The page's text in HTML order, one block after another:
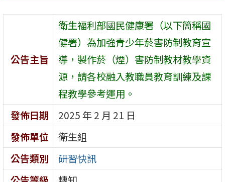
公告主旨
衛生福利部國民健康署（以下簡稱國
健署）為加強青少年菸害防制教育宣
導，製作菸（煙）害防制教材教學資
源，請各校融入教職員教育訓練及課
程教學參考運用。
發佈日期
2025 年 2 月 21 日
發佈單位
衛生組
公告類別
研習快訊